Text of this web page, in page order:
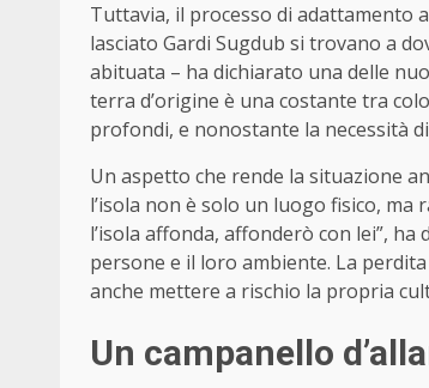
Tuttavia, il processo di adattamento
lasciato Gardi Sugdub si trovano a
abituata – ha dichiarato una delle
terra d’origine è una costante tra
profondi, e nonostante la necessità
Un aspetto che rende la situazione
l’isola non è solo un luogo fisico,
l’isola affonda, affonderò con lei”,
persone e il loro ambiente. La
anche mettere a rischio la propria
Un campanello